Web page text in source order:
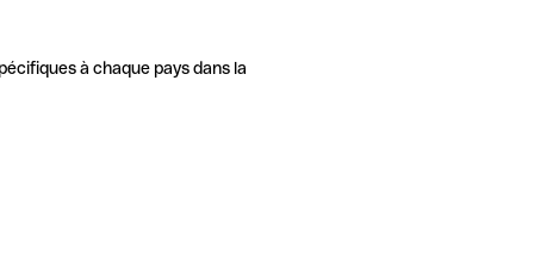
à chaque pays dans la